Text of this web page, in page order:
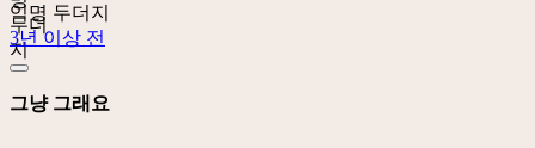
익명 두더지
3년 이상 전
그냥 그래요